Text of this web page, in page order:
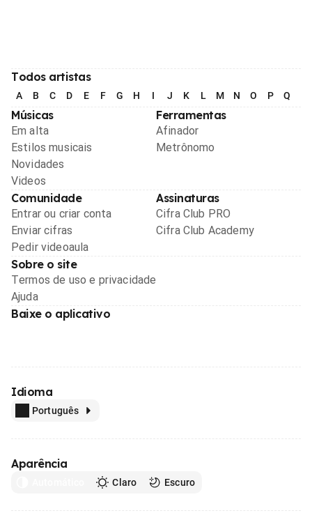
Todos artistas
A B C D E F G H I J K L M N O P Q
Músicas
Em alta
Estilos musicais
Novidades
Videos
Ferramentas
Afinador
Metrônomo
Comunidade
Entrar ou criar conta
Enviar cifras
Pedir videoaula
Assinaturas
Cifra Club PRO
Cifra Club Academy
Sobre o site
Termos de uso e privacidade
Ajuda
Baixe o aplicativo
Idioma
Português
Aparência
Claro Escuro